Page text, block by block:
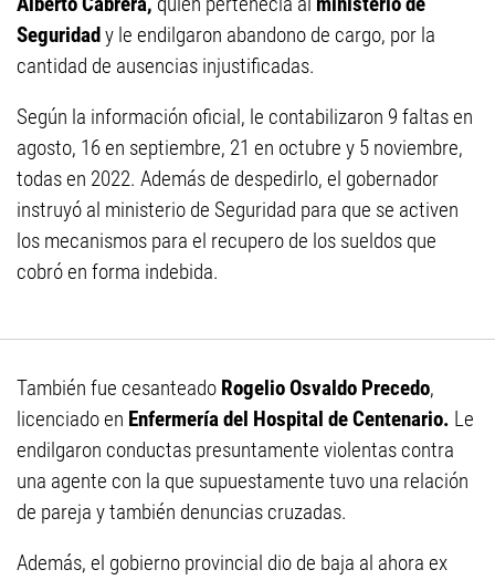
Seguridady le endilgaron abandono de cargo, por la
cantidad de ausencias injustificadas.
Según la información oficial, le contabilizaron 9 faltas en
agosto, 16 en septiembre, 21 en octubre y 5 noviembre,
todas en 2022. Además de despedirlo, el gobernador
instruyó al ministerio de Seguridad para que se activen
los mecanismos para el recupero de los sueldos que
cobró en forma indebida.
También fue cesanteado Rogelio Osvaldo Precedo,
licenciado en Enfermería del Hospital de Centenario. Le
endilgaron conductas presuntamente violentas contra
una agente con la que supuestamente tuvo una relación
de pareja y también denuncias cruzadas.
Además, el gobierno provincial dio de baja al ahora ex